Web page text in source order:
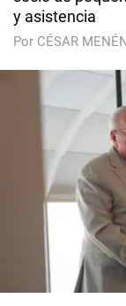
y asistencia
Por CÉSAR